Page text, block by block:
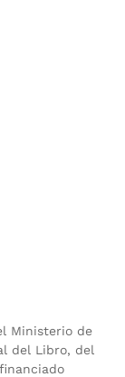
Ministerio de
del Libro, del